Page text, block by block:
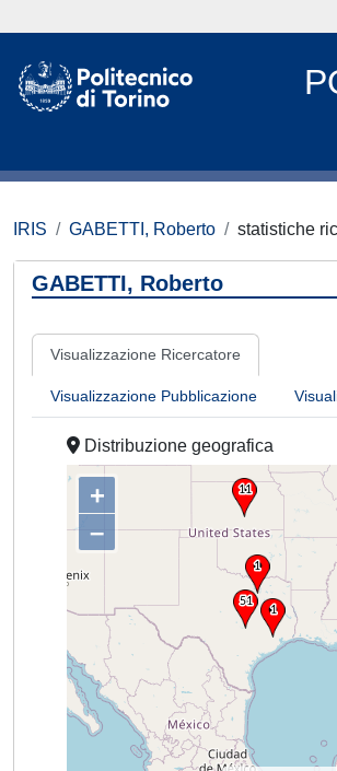
IRIS GABETTI, Roberto statistiche
GABETTI, Roberto
Visualizzazione Ricercatore
Visualizzazione Pubblicazione
Distribuzione geografica
+
–